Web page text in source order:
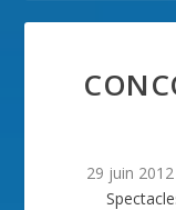
29 juin 2012